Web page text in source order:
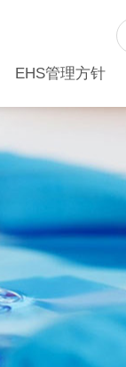
EHS管理方针